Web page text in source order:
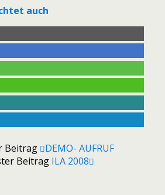
auch
Beitrag
DEMO- AUFRUF
Beitrag ILA 2008